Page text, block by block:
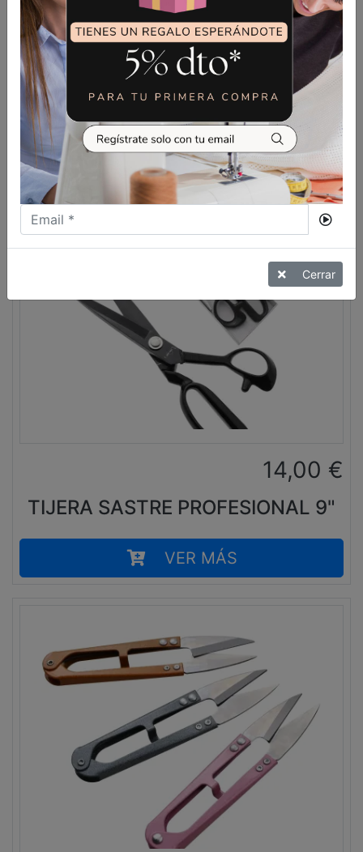
14,00 €
TIJERA ZIG ZAG 5MM GOLDEN
EAGLE
VER MÁS
14,00 €
TIJERA SASTRE PROFESIONAL 9"
VER MÁS
Cerrar